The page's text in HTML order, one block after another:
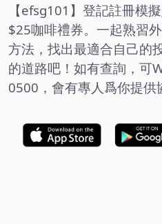
【efsg101 】登記註冊模
$25咖啡禮券。一起熟習
方法，找出最適合自己的
的道路吧！如有查詢，可
0500 ， 會有專人爲你提供